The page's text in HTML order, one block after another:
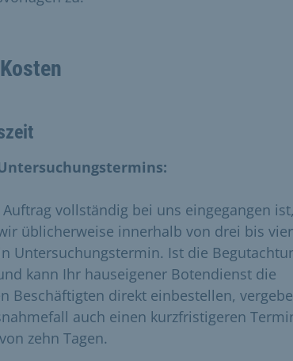
vollständig bei uns eingegangen ist,
üblicherweise innerhalb von drei bis vier
Untersuchungstermin. Ist die
kann Ihr hauseigener Botendienst die
Beschäftigten direkt einbestellen,
auch einen kurzfristigeren
zehn Tagen.